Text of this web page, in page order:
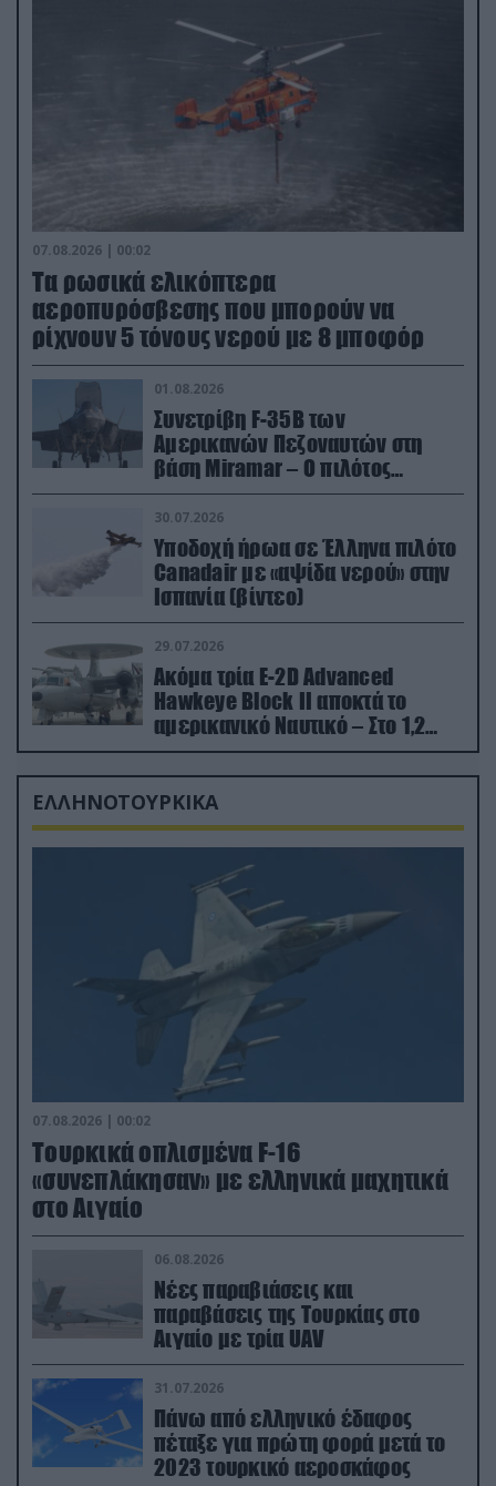
07.08.2026 | 00:02
Τα ρωσικά ελικόπτερα
αεροπυρόσβεσης που μπορούν να
ρίχνουν 5 τόνους νερού με 8 μποφόρ
01.08.2026
Συνετρίβη F-35B των
Αμερικανών Πεζοναυτών στη
βάση Miramar – Ο πιλότος
εκτινάχθηκε εγκαίρως
30.07.2026
Υποδοχή ήρωα σε Έλληνα πιλότο
Canadair με «αψίδα νερού» στην
Ισπανία (βίντεο)
29.07.2026
Ακόμα τρία E-2D Advanced
Hawkeye Block II αποκτά το
αμερικανικό Ναυτικό – Στο 1,2
δισ.δολάρια το κόστος
ΕΛΛΗΝΟΤΟΥΡΚΙΚΑ
07.08.2026 | 00:02
Τουρκικά οπλισμένα F-16
«συνεπλάκησαν» με ελληνικά μαχητικά
στο Αιγαίο
06.08.2026
Νέες παραβιάσεις και
παραβάσεις της Τουρκίας στο
Αιγαίο με τρία UAV
31.07.2026
Πάνω από ελληνικό έδαφος
πέταξε για πρώτη φορά μετά το
2023 τουρκικό αεροσκάφος